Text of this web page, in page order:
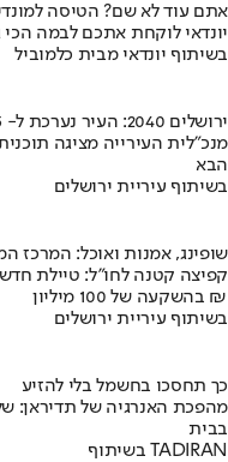
אתם עוד לא שם? הטיסה
יונדאי לוקחת אתכם לבמה הכי
בשיתוף יונדאי מבית כלמוביל
ירושלים 2040: העיר נערכת ל- 1.5 מליון תושבים
מנכ"לית העירייה מציגה
הבא
בשיתוף עיריית ירושלים
שופינג, אמנות ואוכל:
קפיצה קטנה לחו"ל: טיילת
בהשקעה של 100 מיליון ₪
בשיתוף עיריית ירושלים
כך תחסכו בחשמל בלי להזיע
מהפכת האנרגיה של תדיראן:
בבית
בשיתוף TADIRAN